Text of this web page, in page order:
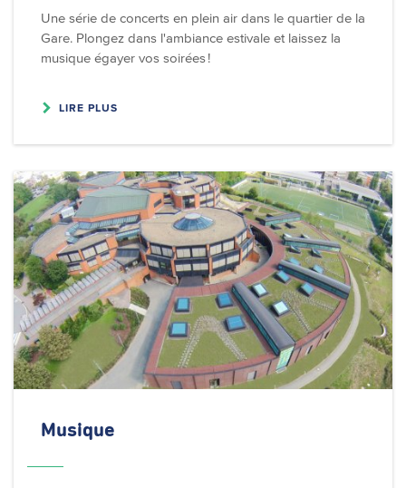
Une série de concerts en plein air dans le quartier de la
Gare. Plongez dans l'ambiance estivale et laissez la
musique égayer vos soirées !
LIRE PLUS
Musique